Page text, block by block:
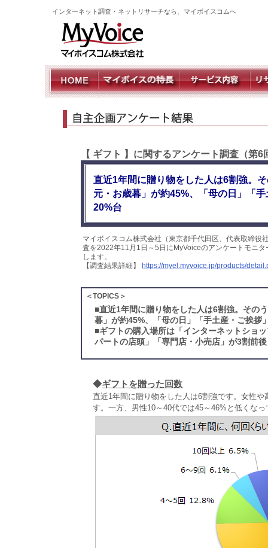
インターネット調査・ネットリサーチなら、マイボイスコムへ
【 ギフト 】に関するアンケート調査（第6
直近1年間に贈り物をした人は6割強。
元・お歳暮」が約45%、「母の日」「
20%台
マイボイスコム株式会社（東京都千代田区、代表取締
査を2022年11月1日～5日にMyVoiceのアンケートモニ
します。
【調査結果詳細】
https://myel.myvoice.jp/products/
＜TOPICS＞
■直近1年間に贈り物をした人は6割強。その
暮」が約45%、「母の日」「手土産・ご挨拶
■ギフトの購入場所は「インターネットショ
パートの店頭」「専門店・小売店」が3割前後
◆ギフトを贈った回数
直近1年間に贈り物をした人は6割強です。女性
す。一方、男性10～40代では45～46%と低くなっ